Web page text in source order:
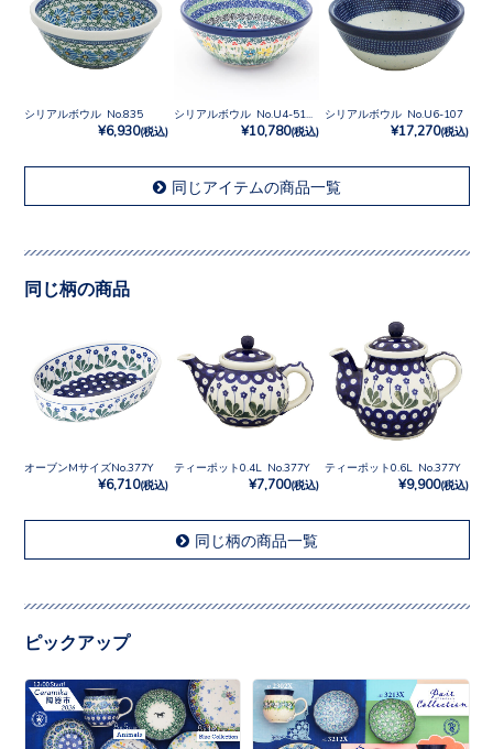
シリアルボウル No.835
¥6,930(税込) ¥10,780(税込)
シリアルボウル No.U6-107
¥17,270(税込)
同じアイテムの商品一覧
同じ柄の商品
オーブンMサイズNo.377Y
¥6,710(税込)
ティーポット0.4L No.377Y
¥7,700(税込)
ティーポット0.6L No.377Y
¥9,900(税込)
同じ柄の商品一覧
ピックアップ